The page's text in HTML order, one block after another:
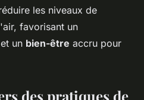
les niveaux de
favorisant un
un bien-être accru pour
des pratiques de